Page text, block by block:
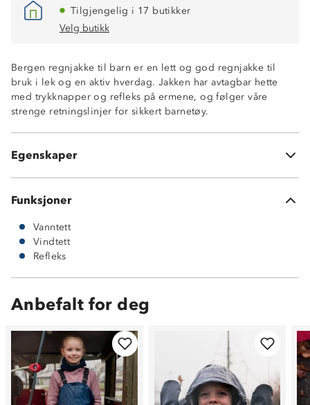
Tilgjengelig i 17 butikker
Velg butikk
Bergen regnjakke til barn er en lett og god regnjakke til
bruk i lek og en aktiv hverdag. Jakken har avtagbar hette
med trykknapper og refleks på ermene, og følger våre
strenge retningslinjer for sikkert barnetøy.
Egenskaper
Avtagbar hette med trykknapper
Stormklaff foran glidelås i front
Refleksdetaljer på ermene
Sveisede sømmer
Jakken har ingen lommer
Funksjoner
Vanntett
Vindtett
Refleks
Anbefalt for deg